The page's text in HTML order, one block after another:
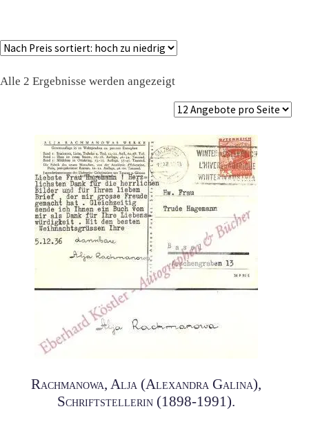
Alle 2 Ergebnisse werden angezeigtNach
sortiert:
Rachmanowa, Alja (Alexandra Galina),
Schriftstellerin (1898-1991).